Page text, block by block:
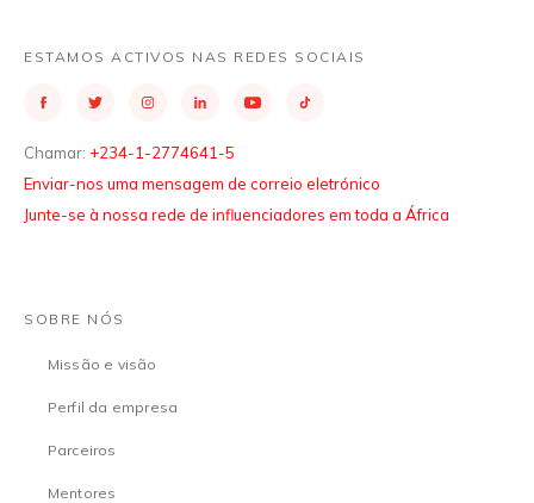
ESTAMOS ACTIVOS NAS REDES SOCIAIS
Chamar: +234-1-2774641-5
Enviar-nos uma mensagem de correio eletrónico
Junte-se à nossa rede de influenciadores em toda a África
SOBRE NÓS
Missão e visão
Perfil da empresa
Parceiros
Mentores